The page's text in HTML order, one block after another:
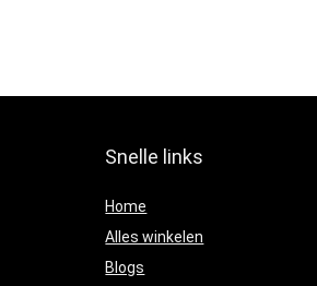
Snelle links
Home
Alles winkelen
Blogs